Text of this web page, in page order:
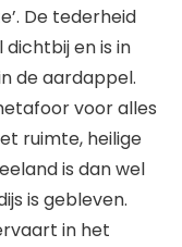
De tederheid
en is in
de aardappel.
voor alles
ruimte, heilige
is dan wel
is gebleven.
in het